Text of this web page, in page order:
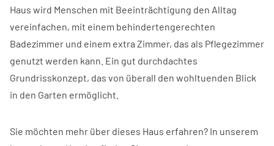
Haus wird Menschen mit Beeinträchtigung den Alltag
vereinfachen, mit einem behindertengerechten
Badezimmer und einem extra Zimmer, das als Pflegezimmer
genutzt werden kann. Ein gut durchdachtes
Grundrisskonzept, das von überall den wohltuenden Blick
in den Garten ermöglicht.
Sie möchten mehr über dieses Haus erfahren? In unserem